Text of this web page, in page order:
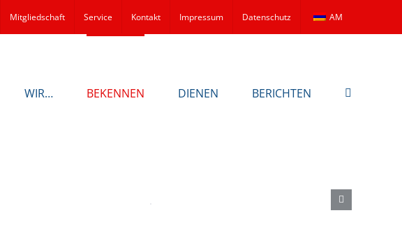
Mitgliedschaft Service Kontakt Impressum Datenschutz AM
WIR… BEKENNEN DIENEN BERICHTEN